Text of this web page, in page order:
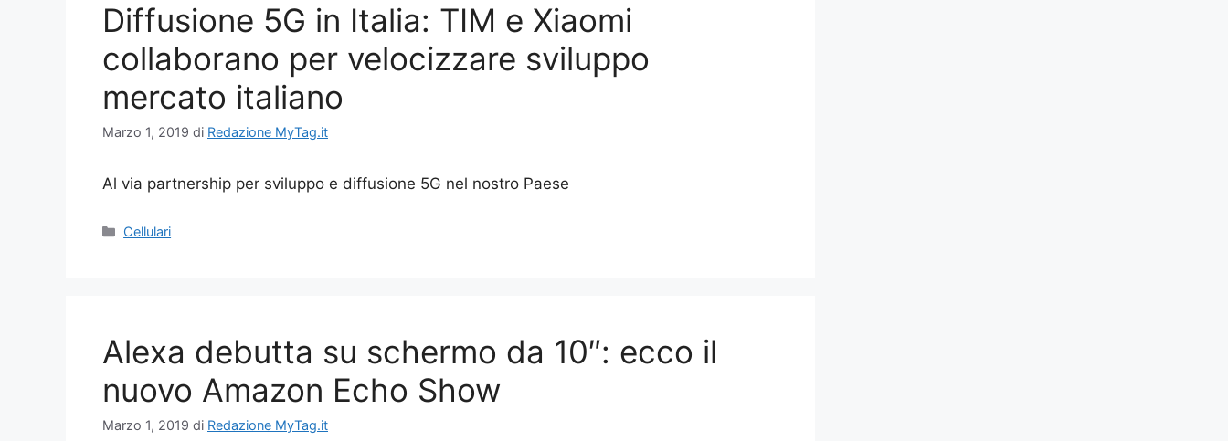
Diffusione 5G in Italia: TIM e Xiaomi
collaborano per velocizzare sviluppo
mercato italiano
Marzo 1, 2019 di Redazione MyTag.it
Al via partnership per sviluppo e diffusione 5G nel nostro Paese
Categorie
Cellulari
Alexa debutta su schermo da 10″: ecco il
nuovo Amazon Echo Show
Marzo 1, 2019 di Redazione MyTag.it